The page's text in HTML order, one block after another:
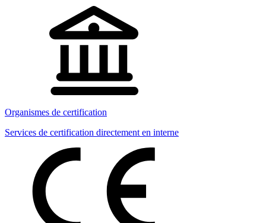
Organismes de certification
Services de certification directement en interne